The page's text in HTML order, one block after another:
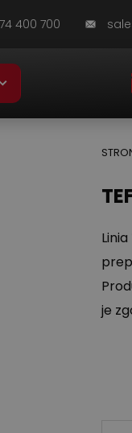
400 700
Linia
je